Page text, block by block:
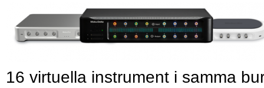
16 virtuella instrument i samma